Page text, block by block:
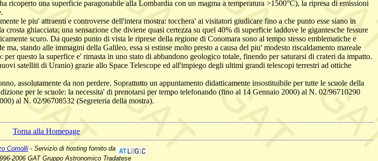
ricoperto una superficie paragonabile alla Lombardia con un magma a temperatura >1500°C), la ripresa di emissioni
le piu' attraenti e controverse dell'intera mostra: tocchera' ai visitatori giudicare fino a che punto esse siano in
ghiacciata; una sensazione che diviene quasi certezza su quel 40% di superficie laddove le gigantesche fessure
scuro. Da questo punto di vista le riprese della regione di Conomara sono al tempo stesso emblematiche e
stando alle immagini della Galileo, essa si estinse molto presto a causa del piu' modesto riscaldamento mareale
questo la superfice e' rimasta in uno stato di abbandono geologico totale, finendo per saturarsi di crateri da impatto.
satelliti di Uranio) grazie allo Space Telescope ed all'impiego degli ultimi grandi telescopi terrestri ad ottiche
assolutamente da non perdere. Soprattutto un appuntamento didatticamente insostituibile per tutte le scuole della
per le scuole: la necessita' di prenotarsi per tempo telefonando (fino al 14 Gennaio 2000) al N. 02/96710290
al N. 02/96708532 (Segreteria della mostra).
Torna alla Homepage
Comolli - Servizio di hosting fornito da
2006 GAT Gruppo Astronomico Tradatese